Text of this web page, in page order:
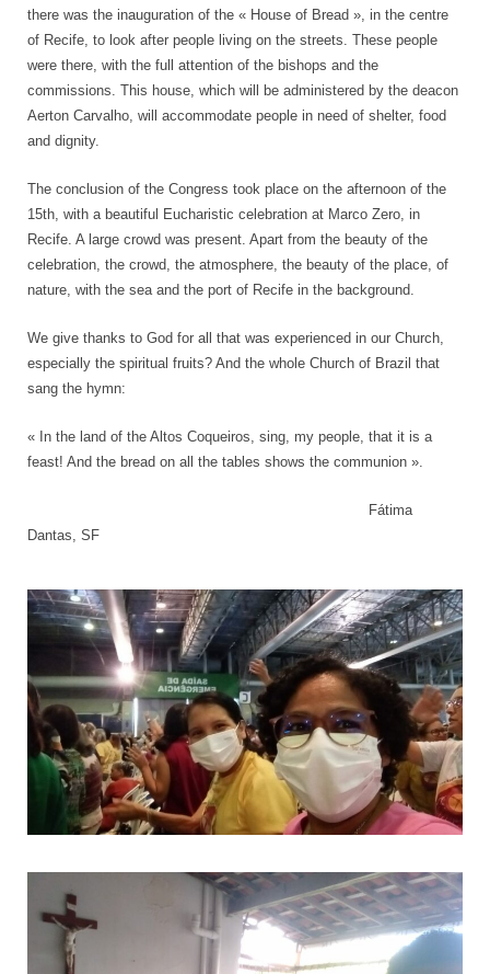
there was the inauguration of the « House of Bread », in the centre
of Recife, to look after people living on the streets. These people
were there, with the full attention of the bishops and the
commissions. This house, which will be administered by the deacon
Aerton Carvalho, will accommodate people in need of shelter, food
and dignity.
The conclusion of the Congress took place on the afternoon of the
15th, with a beautiful Eucharistic celebration at Marco Zero, in
Recife. A large crowd was present. Apart from the beauty of the
celebration, the crowd, the atmosphere, the beauty of the place, of
nature, with the sea and the port of Recife in the background.
We give thanks to God for all that was experienced in our Church,
especially the spiritual fruits? And the whole Church of Brazil that
sang the hymn:
« In the land of the Altos Coqueiros, sing, my people, that it is a
feast! And the bread on all the tables shows the communion ».
Fátima
Dantas, SF